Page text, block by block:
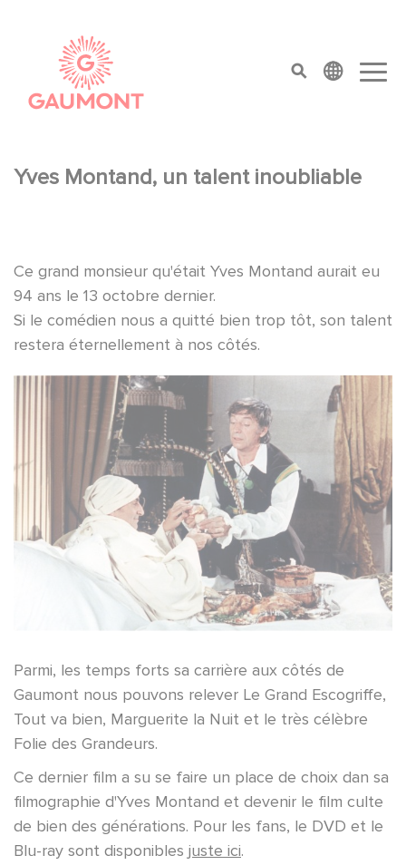
top menu
Yves Montand, un talent inoubliable
Ce grand monsieur qu'était Yves Montand aurait eu
94 ans le 13 octobre dernier.
Si le comédien nous a quitté bien trop tôt, son talent
restera éternellement à nos côtés.
Parmi, les temps forts sa carrière aux côtés de
Gaumont nous pouvons relever Le Grand Escogriffe,
Tout va bien, Marguerite la Nuit et le très célèbre
Folie des Grandeurs.
Ce dernier film a su se faire un place de choix dan sa
filmographie d'Yves Montand et devenir le film culte
de bien des générations. Pour les fans, le DVD et le
Blu-ray sont disponibles juste ici.